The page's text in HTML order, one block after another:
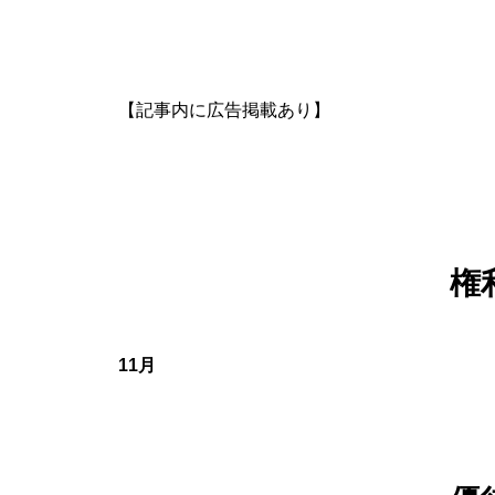
【記事内に広告掲載あり】
権
11月